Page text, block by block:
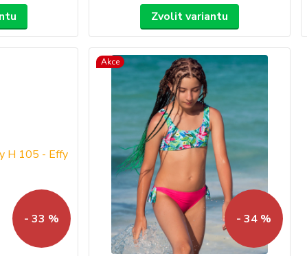
Zvolit variantu
- 33 %
Akce
- 34 %